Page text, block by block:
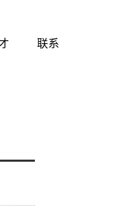
联系